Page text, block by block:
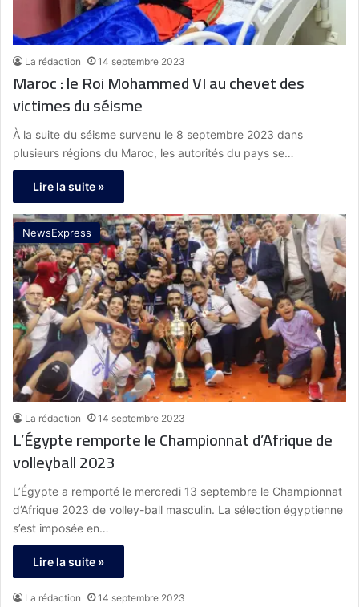
La rédaction 14 septembre 2023
Maroc : le Roi Mohammed VI au chevet des
victimes du séisme
À la suite du séisme survenu le 8 septembre 2023 dans
plusieurs régions du Maroc, les autorités du pays se…
Lire la suite »
NewsExpress
La rédaction 14 septembre 2023
L’Égypte remporte le Championnat d’Afrique de
volleyball 2023
L’Égypte a remporté le mercredi 13 septembre le Championnat
d’Afrique 2023 de volley-ball masculin. La sélection égyptienne
s’est imposée en…
Lire la suite »
La rédaction 14 septembre 2023